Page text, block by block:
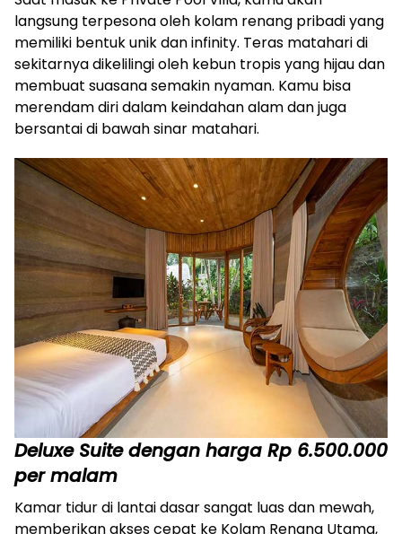
langsung terpesona oleh kolam renang pribadi yang
memiliki bentuk unik dan infinity. Teras matahari di
sekitarnya dikelilingi oleh kebun tropis yang hijau dan
membuat suasana semakin nyaman. Kamu bisa
merendam diri dalam keindahan alam dan juga
bersantai di bawah sinar matahari.
Deluxe Suite dengan harga Rp 6.500.000
per malam
Kamar tidur di lantai dasar sangat luas dan mewah,
memberikan akses cepat ke Kolam Renang Utama,